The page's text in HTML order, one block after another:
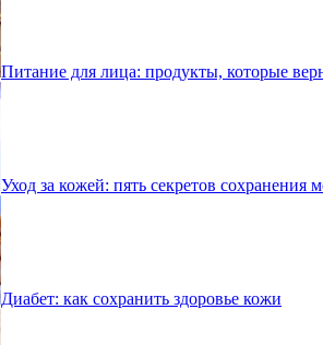
Питание для лица: продукты, которые
Уход за кожей: пять секретов сохранения
Диабет: как сохранить здоровье кожи